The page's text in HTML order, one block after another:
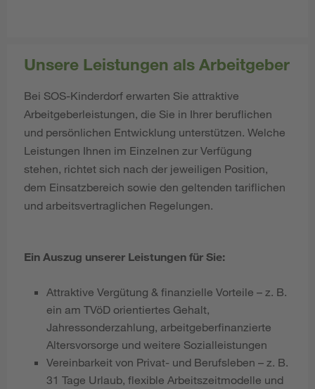
Unsere Leistungen als Arbeitgeber
Bei SOS-Kinderdorf erwarten Sie attraktive
Arbeitgeberleistungen, die Sie in Ihrer beruflichen
und persönlichen Entwicklung unterstützen. Welche
Leistungen Ihnen im Einzelnen zur Verfügung
stehen, richtet sich nach der jeweiligen Position,
dem Einsatzbereich sowie den geltenden tariflichen
und arbeitsvertraglichen Regelungen.
Ein Auszug unserer Leistungen für Sie:
Attraktive Vergütung & finanzielle Vorteile – z. B.
ein am TVöD orientiertes Gehalt,
Jahressonderzahlung, arbeitgeberfinanzierte
Altersvorsorge und weitere Sozialleistungen
Vereinbarkeit von Privat- und Berufsleben – z. B.
31 Tage Urlaub, flexible Arbeitszeitmodelle und